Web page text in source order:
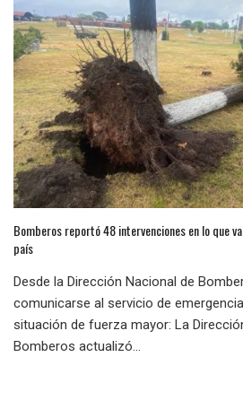
Bomberos reportó 48 intervenciones en lo que
país
Desde la Dirección Nacional de
comunicarse al servicio de
situación de fuerza mayor: La
Bomberos actualizó...